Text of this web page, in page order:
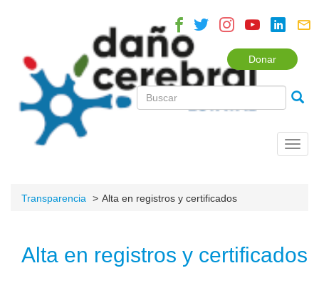
Donar
Transparencia Alta en registros y certificados
Alta en registros y certificados